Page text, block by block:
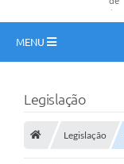
MENU
Legislação
Legislação